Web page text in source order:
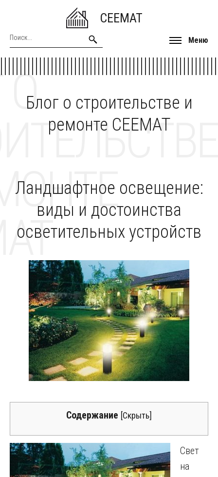
CEEMAT
Меню
Блог о строительстве и
ремонте CEEMAT
О
Ландшафтное освещение:
виды и достоинства
осветительных устройств
Содержание [Скрыть]
Свет
на